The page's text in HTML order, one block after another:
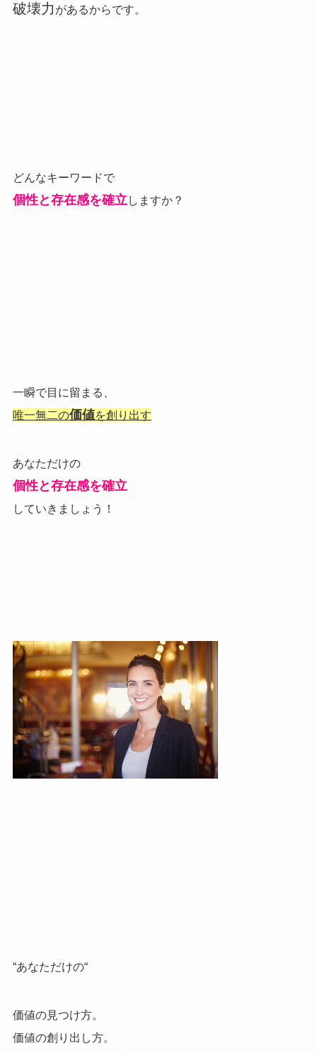
破壊力 があるからです。
どんなキーワードで
個性と存在感を確立 しますか？
一瞬で目に留まる、
唯一無二の価値を創り出す
あなただけの
個性と存在感を確立
していきましょう！
“あなただけの“
価値の見つけ方。
価値の創り出し方。